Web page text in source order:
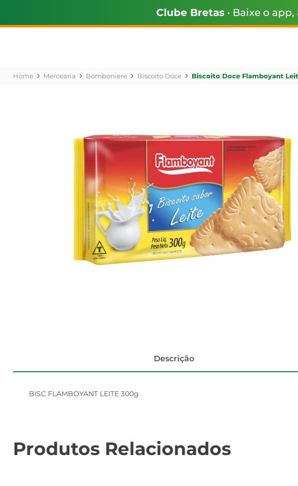
Clube Bretas • Baixe o
Mercearia Bomboniere Biscoito Doce Biscoito Doce Flamboyant
Descrição
BISC FLAMBOYANT LEITE 300g
Produtos Relacionados